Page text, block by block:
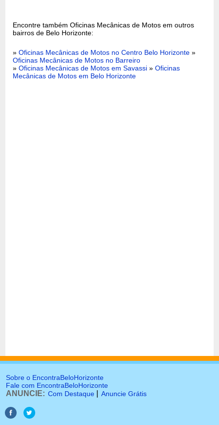
Encontre também Oficinas Mecânicas de Motos em outros
bairros de Belo Horizonte:
»Oficinas Mecânicas de Motos no Centro Belo Horizonte »
Oficinas Mecânicas de Motos no Barreiro
»Oficinas Mecânicas de Motos em Savassi »Oficinas
Mecânicas de Motos em Belo Horizonte
Sobre o EncontraBeloHorizonte
Fale com EncontraBeloHorizonte
ANUNCIE: Com Destaque Anuncie Grátis